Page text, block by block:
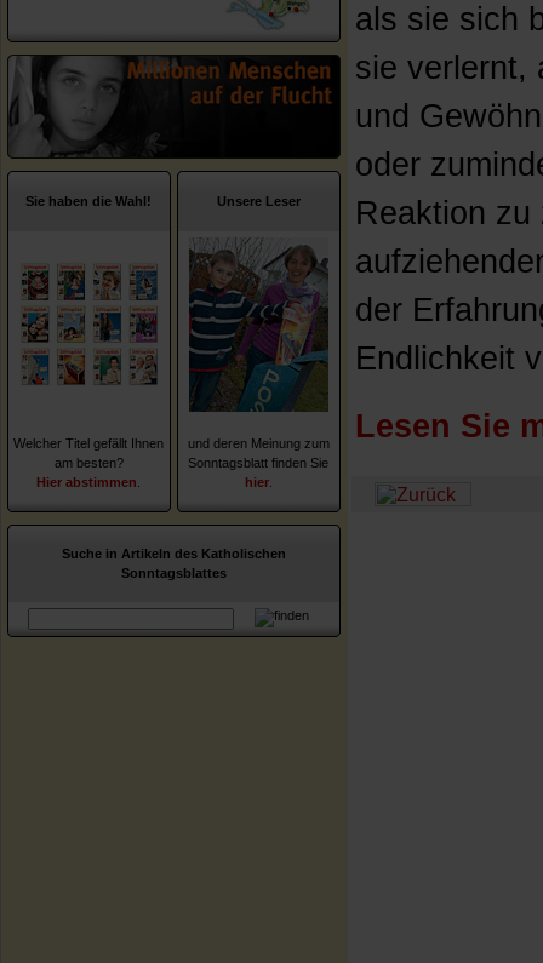
Sie haben die Wahl!
Welcher Titel gefällt Ihnen
am besten?
Hier abstimmen
Unsere Leser
und deren Meinung zum
Sonntagsblatt finden Sie
hier
Suche in Artikeln des Katholischen
Sonntagsblattes
als sie sich
sie verlernt,
und
oder
Reaktion zu
der
Endlichkeit
Lesen Sie